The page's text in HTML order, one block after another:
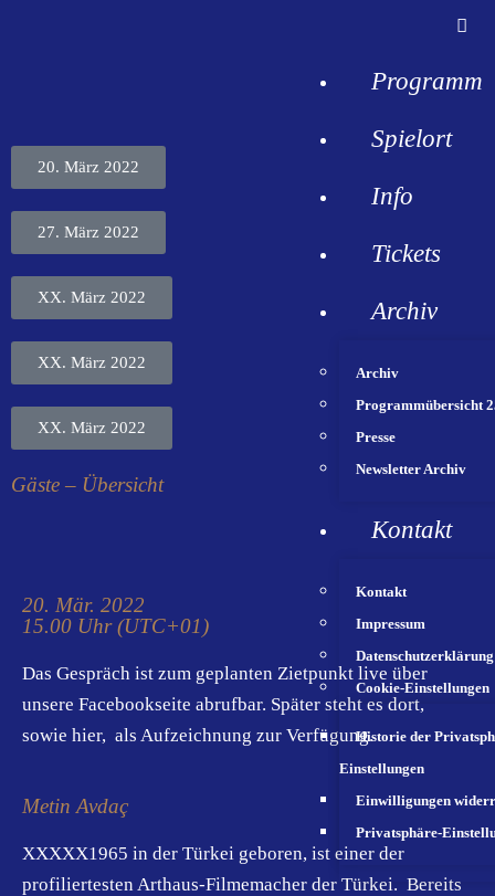
Programm
Spielort
Info
Tickets
Archiv
Archiv
Programmübersicht
Presse
Newsletter Archiv
Kontakt
Kontakt
Impressum
Datenschutzerklärung
Cookie-Einstellungen
Historie der
Einstellungen
Einwilligungen
Privatsphäre-
20. März 2022
27. März 2022
XX. März 2022
XX. März 2022
XX. März 2022
Gäste – Übersicht
20. Mär. 2022
15.00 Uhr (UTC+01)
Das Gespräch ist zum geplanten Zietpunkt live über
unsere Facebookseite abrufbar. Später steht es dort,
sowie hier, als Aufzeichnung zur Verfügung.
Metin Avdaç
XXXXX1965 in der Türkei geboren, ist einer der
profiliertesten Arthaus-Filmemacher der Türkei. Bereits